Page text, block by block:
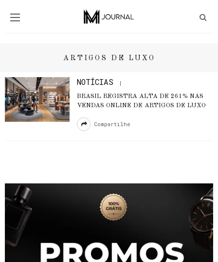
ARTIGOS DE LUXO
NOTÍCIAS
BRASIL REGISTRA ALTA DE 261% NAS
VENDAS ONLINE DE ARTIGOS DE LUXO
Compartilhe